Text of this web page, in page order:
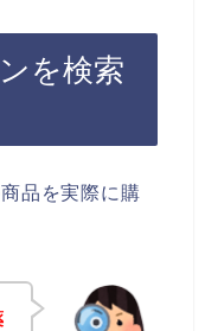
を検索
品を実際に購